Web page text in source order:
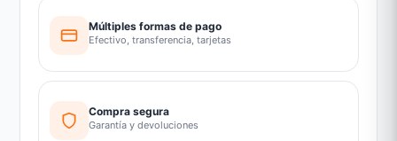
Múltiples formas de pago
Efectivo, transferencia, tarjetas
Compra segura
Garantía y devoluciones